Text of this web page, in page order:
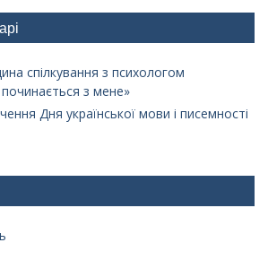
спілкування з психологом
з мене»
Дня української мови і писемності